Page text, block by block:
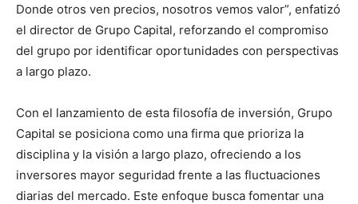
Donde otros ven precios, nosotros vemos valor”, enfatizó
el director de Grupo Capital, reforzando el compromiso
del grupo por identificar oportunidades con perspectivas
a largo plazo.
Con el lanzamiento de esta filosofía de inversión, Grupo
Capital se posiciona como una firma que prioriza la
disciplina y la visión a largo plazo, ofreciendo a los
inversores mayor seguridad frente a las fluctuaciones
diarias del mercado. Este enfoque busca fomentar una